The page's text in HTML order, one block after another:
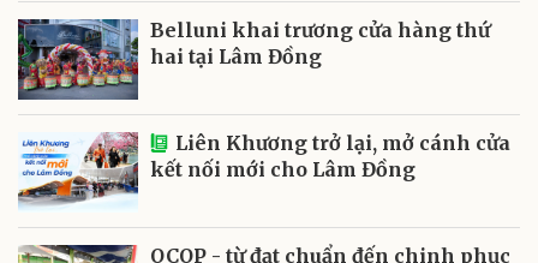
Belluni khai trương cửa hàng thứ
hai tại Lâm Đồng
Liên Khương trở lại, mở cánh cửa
kết nối mới cho Lâm Đồng
OCOP - từ đạt chuẩn đến chinh phục